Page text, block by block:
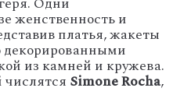
женственность и
платья, жакеты
декорированными
из камней и кружева.
числятся Simone Rocha,